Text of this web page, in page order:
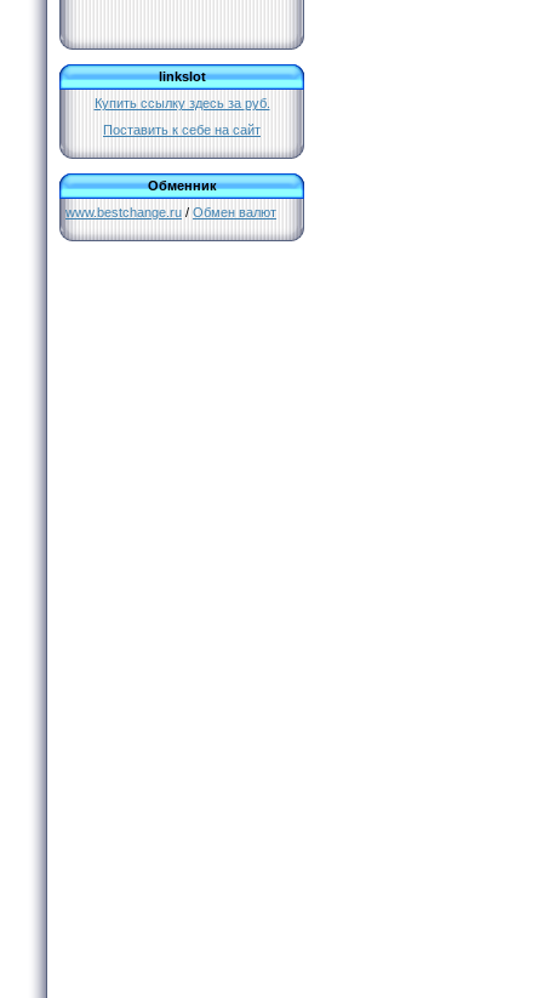
linkslot
Купить ссылку здесь за руб.
Поставить к себе на сайт
Обменник
www.bestchange.ru / Обмен валют